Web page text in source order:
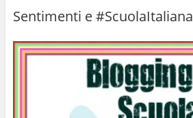
Sentimenti e #ScuolaItaliana